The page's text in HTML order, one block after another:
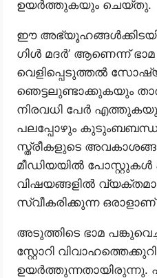
ഉയർത്തുകയും ചെയ്തു.
ഈ
ഗിൾ മദർ’ ആണെന്ന്
വെളിപ്പെടുത്തൽ
ഞെട്ടലുണ്ടാക്കുകയും
നിരവധി പേർ
പലപ്പോഴും
സ്ത്രീകളുടെ
മീഡിയയിൽ
വിഷയങ്ങളിൽ
സ്വീകരിക്കുന്ന ഒരാളാണ്
അടുത്തിടെ ഭാമ
സ്റ്റോറി
ഉയർത്തുന്നതായിരുന്നു.